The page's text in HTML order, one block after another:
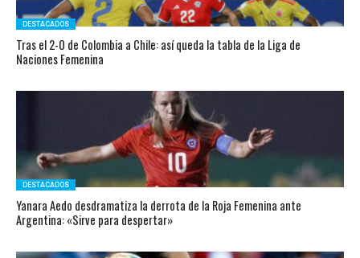
DESTACADOS
Tras el 2-0 de Colombia a Chile: así queda la tabla de la Liga de
Naciones Femenina
DESTACADOS
Yanara Aedo desdramatiza la derrota de la Roja Femenina ante
Argentina: «Sirve para despertar»